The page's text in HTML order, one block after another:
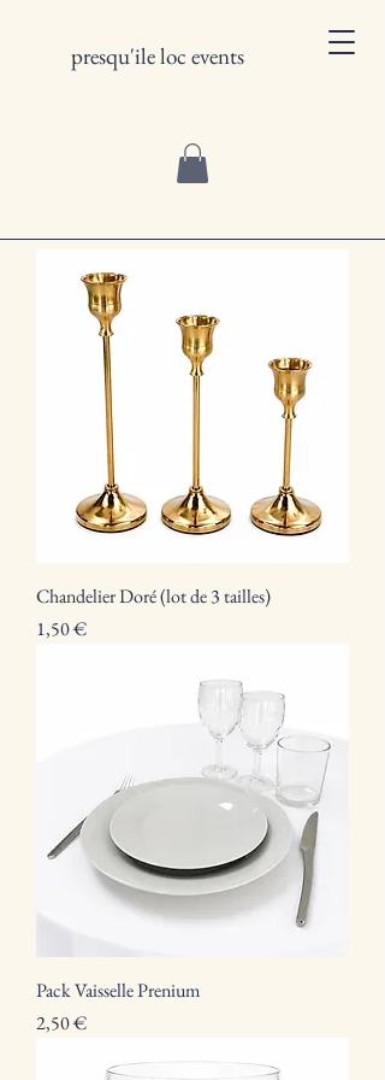
presqu'ile loc events
Chandelier Doré (lot de 3 tailles)
Prix
1,50 €
Pack Vaisselle Prenium
Prix
2,50 €